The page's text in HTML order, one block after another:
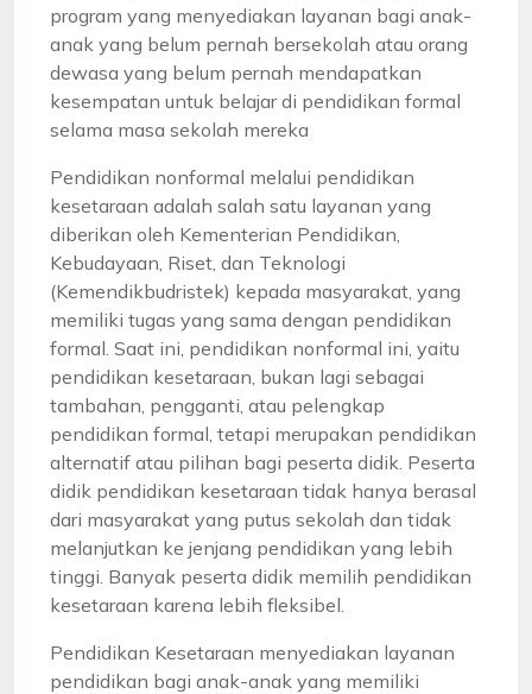
program yang menyediakan layanan bagi anak-
anak yang belum pernah bersekolah atau orang
dewasa yang belum pernah mendapatkan
kesempatan untuk belajar di pendidikan formal
selama masa sekolah mereka
Pendidikan nonformal melalui pendidikan
kesetaraan adalah salah satu layanan yang
diberikan oleh Kementerian Pendidikan,
Kebudayaan, Riset, dan Teknologi
(Kemendikbudristek) kepada masyarakat, yang
memiliki tugas yang sama dengan pendidikan
formal. Saat ini, pendidikan nonformal ini, yaitu
pendidikan kesetaraan, bukan lagi sebagai
tambahan, pengganti, atau pelengkap
pendidikan formal, tetapi merupakan pendidikan
alternatif atau pilihan bagi peserta didik. Peserta
didik pendidikan kesetaraan tidak hanya berasal
dari masyarakat yang putus sekolah dan tidak
melanjutkan ke jenjang pendidikan yang lebih
tinggi. Banyak peserta didik memilih pendidikan
kesetaraan karena lebih fleksibel.
Pendidikan Kesetaraan menyediakan layanan
pendidikan bagi anak-anak yang memiliki